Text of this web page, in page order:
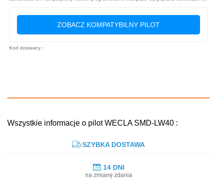
ZOBACZ KOMPATYBILNY PILOT
Kod dostawcy :
Wszystkie informacje o pilot WECLA SMD-LW40 :
SZYBKA DOSTAWA
14 DNI
na zmianę zdania